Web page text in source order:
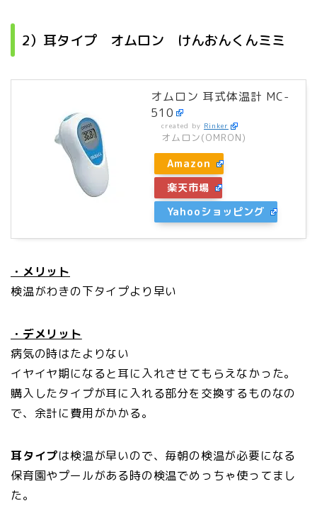
2）耳タイプ オムロン けんおんくんミミ
オムロン 耳式体温計 MC-
510
created by Rinker
オムロン(OMRON)
Amazon
楽天市場
Yahooショッピング
・メリット
検温がわきの下タイプより早い
・デメリット
病気の時はたよりない
イヤイヤ期になると耳に入れさせてもらえなかった。
購入したタイプが耳に入れる部分を交換するものなの
で、余計に費用がかかる。
耳タイプは検温が早いので、毎朝の検温が必要になる
保育園やプールがある時の検温でめっちゃ使ってまし
た。